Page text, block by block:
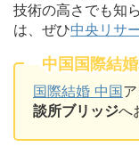
技術の高さでも知
は、ぜひ中央リサ
中国国際結
国際結婚 中国
談所ブリッジへ